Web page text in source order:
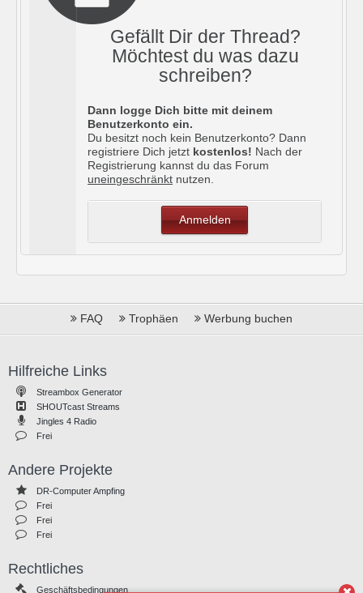
Gefällt Dir der Thread?
Möchtest du was dazu
schreiben?
Dann logge Dich bitte mit deinem
Benutzerkonto ein.
Du besitzt noch kein Benutzerkonto? Dann
registriere Dich jetzt kostenlos! Nach der
Registrierung kannst du das Forum
uneingeschränkt nutzen.
Anmelden
FAQ Trophäen Werbung buchen
Hilfreiche Links
Streambox Generator
SHOUTcast Streams
Jingles 4 Radio
Frei
Andere Projekte
DR-Computer Ampfing
Frei
Frei
Frei
Rechtliches
Geschäftsbedingungen